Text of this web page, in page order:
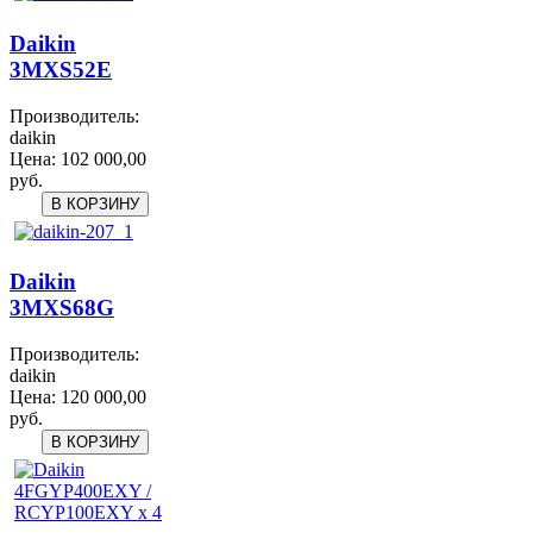
Daikin
3MXS52E
Производитель:
daikin
Цена: 102 000,00
руб.
Daikin
3MXS68G
Производитель:
daikin
Цена: 120 000,00
руб.